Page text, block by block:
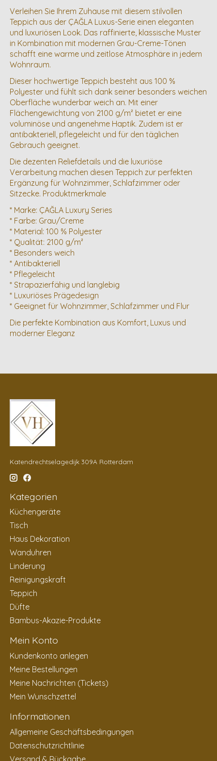
Verleihen Sie Ihrem Zuhause mit diesem stilvollen
Teppich aus der ÇAĞLA Luxus-Serie einen eleganten
und luxuriösen Look. Das raffinierte, klassische Muster
in Kombination mit modernen Grau-Creme-Tönen
schafft eine warme und zeitlose Atmosphäre in jedem
Wohnraum.
Dieser hochwertige Teppich besteht aus 100 %
Polyester und fühlt sich dank seiner besonders weichen
Oberfläche wunderbar weich an. Mit einer
Flächengewichtung von 2100 g/m² bietet er eine
voluminöse und angenehme Haptik. Zudem ist er
antibakteriell, pflegeleicht und für den täglichen
Gebrauch geeignet.
Die dezenten Reliefdetails und die luxuriöse
Verarbeitung machen diesen Teppich zur perfekten
Ergänzung für Wohnzimmer, Schlafzimmer oder
Sitzecke. Produktmerkmale
* Marke: ÇAĞLA Luxury Series
* Farbe: Grau/Creme
* Material: 100 % Polyester
* Qualität: 2100 g/m²
* Besonders weich
* Antibakteriell
* Pflegeleicht
* Strapazierfähig und langlebig
* Luxuriöses Prägedesign
* Geeignet für Wohnzimmer, Schlafzimmer und Flur
Die perfekte Kombination aus Komfort, Luxus und
moderner Eleganz
Katendrechtselagedijk 309A Rotterdam
Kategorien
Küchengeräte
Tisch
Haus Dekoration
Wanduhren
Linderung
Reinigungskraft
Teppich
Düfte
Bambus-Akazie-Produkte
Mein Konto
Kundenkonto anlegen
Meine Bestellungen
Meine Nachrichten (Tickets)
Mein Wunschzettel
Informationen
Allgemeine Geschäftsbedingungen
Datenschutzrichtlinie
Versand & Rückgabe